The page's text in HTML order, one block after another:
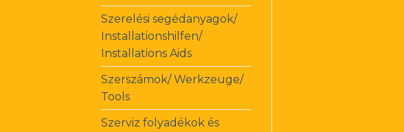
Szerelési segédanyagok/
Installationshilfen/
Installations Aids
Szerszámok/ Werkzeuge/
Tools
Szerviz folyadékok és